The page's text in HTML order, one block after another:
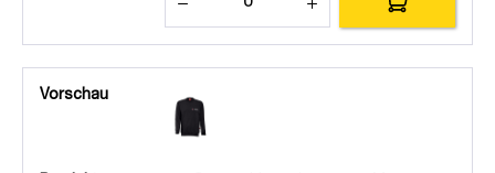
Vorschau